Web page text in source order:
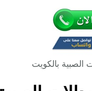
الصبية بالكويت